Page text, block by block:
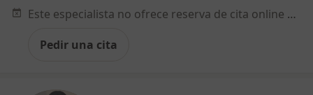
Este especialista no ofrece reserva de cita online en esta dirección.
Pedir una cita